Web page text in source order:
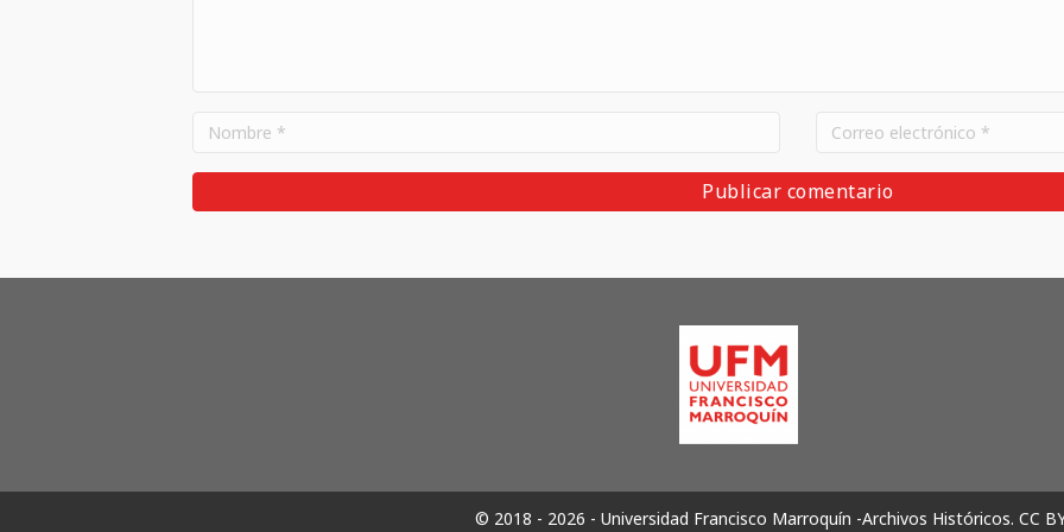
© 2018 - 2026 - Universidad Francisco Marroquín -Archivos Históricos. CC